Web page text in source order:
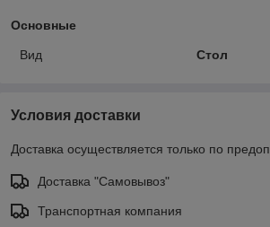
Основные
Вид Стол
Условия доставки
Доставка осуществляется только по
Доставка "Самовывоз"
Транспортная компания